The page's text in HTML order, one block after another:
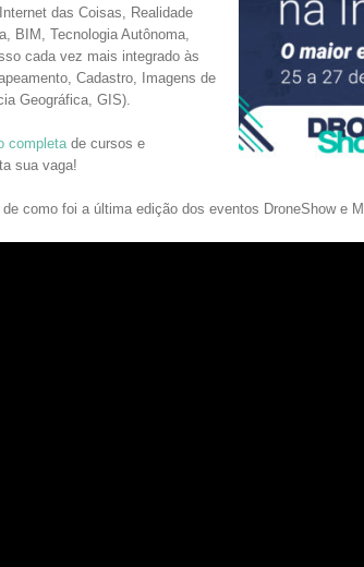
das Coisas, Realidade
BIM, Tecnologia Autônoma,
cada vez mais integrado às
Cadastro, Imagens de
Geográfica, GIS).
completade cursos e
sua vaga!
como foi a última edição dos eventos DroneShow e